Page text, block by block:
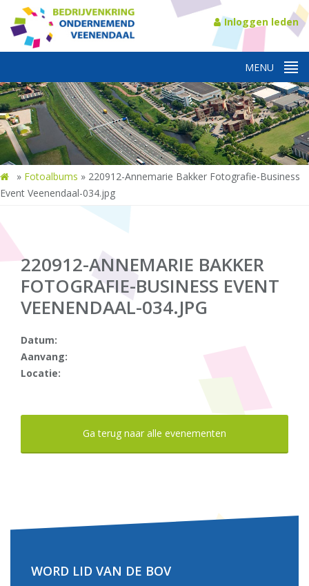
Inloggen leden
» Fotoalbums » 220912-Annemarie Bakker Fotografie-Business
Event Veenendaal-034.jpg
220912-ANNEMARIE BAKKER
FOTOGRAFIE-BUSINESS EVENT
VEENENDAAL-034.JPG
Datum:
Aanvang:
Locatie:
Ga terug naar alle evenementen
WORD LID VAN DE BOV